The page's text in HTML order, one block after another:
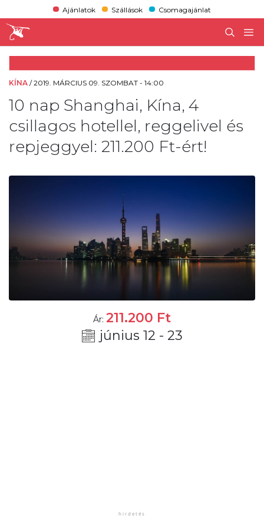
Ajánlatok Szállások Csomagajánlat
KÍNA /2019. MÁRCIUS 09. SZOMBAT - 14:00
10 nap Shanghai, Kína, 4
csillagos hotellel, reggelivel és
repjeggyel: 211.200 Ft-ért!
Ár: 211.200 Ft
június 12 - 23